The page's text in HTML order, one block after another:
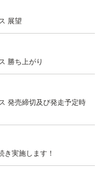
展望
勝ち上がり
発売締切及び発走予定時
き実施します！